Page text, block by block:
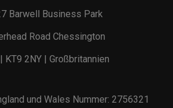
Barwell Business Park
Road Chessington
KT9 2NY | Großbritannien
und Wales Nummer: 2756321